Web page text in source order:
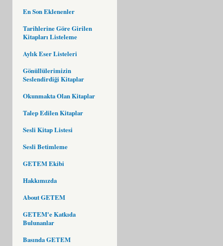
En Son Eklenenler
Tarihlerine Göre Girilen
Kitapları Listeleme
Aylık Eser Listeleri
Gönüllülerimizin
Seslendirdiği Kitaplar
Okunmakta Olan Kitaplar
Talep Edilen Kitaplar
Sesli Kitap Listesi
Sesli Betimleme
GETEM Ekibi
Hakkımızda
About GETEM
GETEM'e Katkıda
Bulunanlar
Basında GETEM